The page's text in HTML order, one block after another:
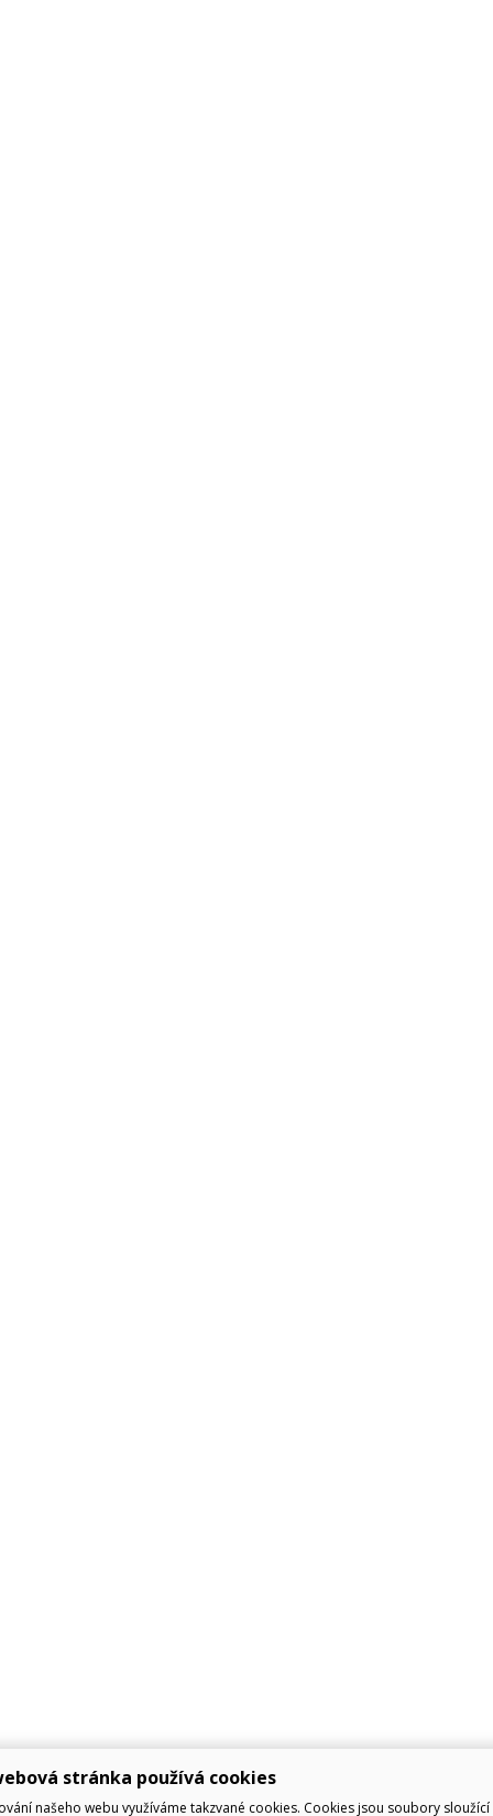
stránka používá cookies
našeho webu využíváme takzvané cookies. Cookies jsou soubory sloužící